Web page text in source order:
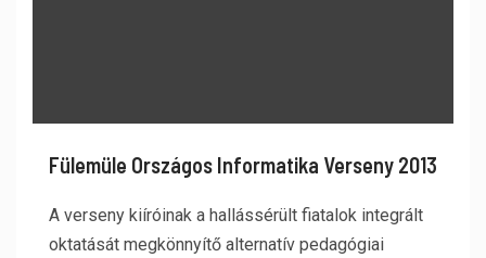
Fülemüle Országos Informatika Verseny 2013
A verseny kiíróinak a hallássérült fiatalok integrált
oktatását megkönnyítő alternatív pedagógiai